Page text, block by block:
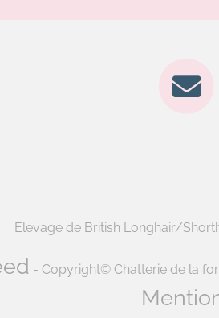
Elevage de British Longhair/
- Copyright© Chatterie de la